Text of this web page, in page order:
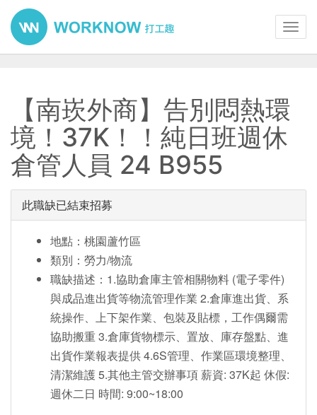
【南崁外商】告別悶熱環
境！37K！！純日班週休
倉管人員 24 B955
此職缺已結束招募
地點：桃園蘆竹區
類別：勞力/物流
職缺描述：1.協助倉庫主管相關物料 (電子零件)
與成品進出貨等物流管理作業 2.倉庫進出貨、系
統操作、上下架作業、包裝及貼標，工作偶爾需
協助搬重 3.倉庫貨物標示、置放、庫存盤點、進
出貨作業報表提供 4.6S管理、作業區環境整理、
清潔維護 5.其他主管交辦事項 薪資: 37K起 休假:
週休二日 時間: 9:00~18:00